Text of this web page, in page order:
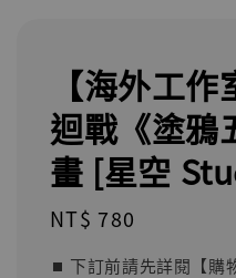
【海外工
迴戰《塗鴉
畫 [星空
Regular
NT$ 780
⏹︎ 下訂前請先詳閱【購